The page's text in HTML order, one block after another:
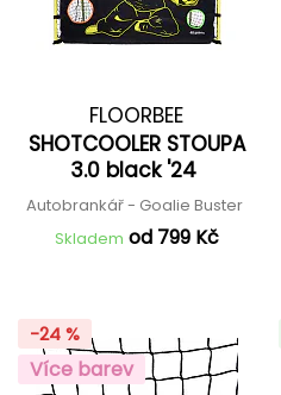
FLOORBEE
SHOTCOOLER STOUPA
3.0 black '24
Autobrankář - Goalie Buster
Skladem od 799 Kč
-24 %
Více barev